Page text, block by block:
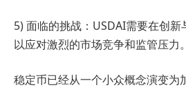
5) 面临的挑战：USDAI需要在创新
以应对激烈的市场竞争和监管压力。
稳定币已经从一个小众概念演变为